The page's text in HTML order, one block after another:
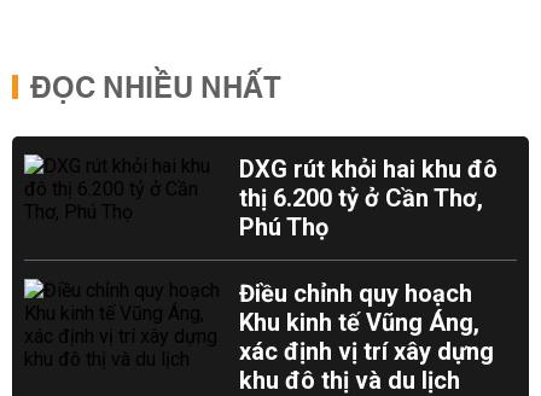
ĐỌC NHIỀU NHẤT
DXG rút khỏi hai khu đô
thị 6.200 tỷ ở Cần Thơ,
Phú Thọ
Điều chỉnh quy hoạch
Khu kinh tế Vũng Áng,
xác định vị trí xây dựng
khu đô thị và du lịch